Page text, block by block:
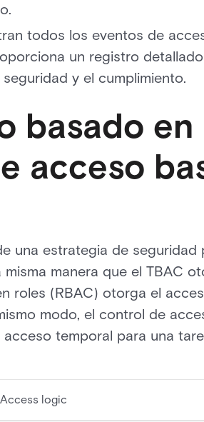
todos los eventos de
un registro
y el cumplimiento.
basado
acceso
una estrategia de seguridad
misma manera que el TBAC
roles (RBAC) otorga el
modo, el control de
temporal para una
Access logic